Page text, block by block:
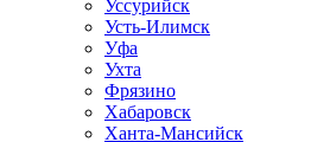
Уссурийск
Усть-Илимск
Уфа
Ухта
Фрязино
Хабаровск
Ханта-Мансийск